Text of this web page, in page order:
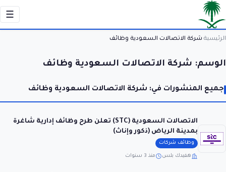
☰
الرئيسية شركة الاتصالات السعودية وظائف
الوسم: شركة الاتصالات السعودية وظائف
جميع المنشورات في: شركة الاتصالات السعودية وظائف
الاتصالات السعودية (STC) تعلن طرح وظائف إدارية شاغرة
بمدينة الرياض (ذكور وإناث)
وظائف شركات
هفيدك بلس منذ 3 سنوات